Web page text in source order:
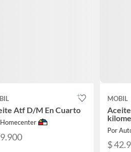
Atf D/M En Cuarto
MOBIL
Por
$